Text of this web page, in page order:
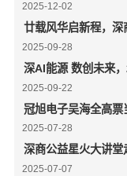
2025-12-02
廿载风华启新程，深
2025-09-28
深AI能源 数创未来
2025-09-22
冠旭电子吴海全高
2025-07-28
深商公益星火大讲
2025-07-07